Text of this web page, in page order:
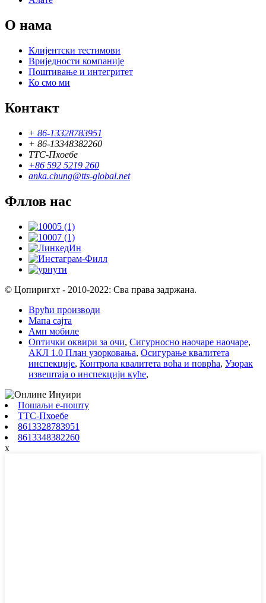
О нама
Клијентски тестимови
Вриједности компаније
Поштивање и интегритет
Ко смо ми
Контакт
+ 86-13328783951
+ 86-13348382260
ТТС-Пхоебе
+86 592 5219 260
anka.chung@tts-global.net
Фллов нас
© Цопиригхт - 2010-2022: Сва права задржана.
Врући производи
Мапа сајта
Амп мобиле
Оптички оквири за очи, Сигурносно наочаре наочаре,
АКЛ 1.0 План узорковања, Осигурање квалитета
инспекције, Контрола квалитета воћа и поврћа, Узорак
извештаја о инспекцији куће,
Пошаљи е-пошту
ТТС-Пхоебе
8613328783951
8613348382260
x